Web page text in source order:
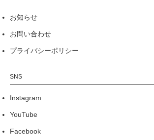
お知らせ
お問い合わせ
プライバシーポリシー
Instagram
YouTube
Facebook